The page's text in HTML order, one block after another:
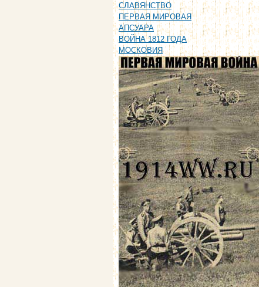
СЛАВЯНСТВО
ПЕРВАЯ МИРОВАЯ
АПСУАРА
ВОЙНА 1812 ГОДА
МОСКОВИЯ